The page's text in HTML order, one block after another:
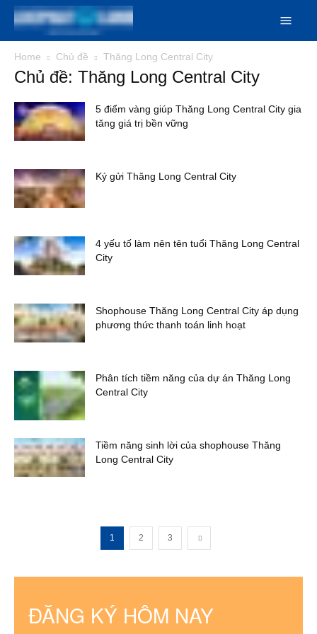
Home Chủ đề Thăng Long Central City
Chủ đề: Thăng Long Central City
5 điểm vàng giúp Thăng Long Central City gia
tăng giá trị bền vững
Ký gửi Thăng Long Central City
4 yếu tố làm nên tên tuổi Thăng Long Central
City
Shophouse Thăng Long Central City áp dụng
phương thức thanh toán linh hoạt
Phân tích tiềm năng của dự án Thăng Long
Central City
Tiềm năng sinh lời của shophouse Thăng Long
Central City
1 2 3
ĐĂNG KÝ HÔM NAY